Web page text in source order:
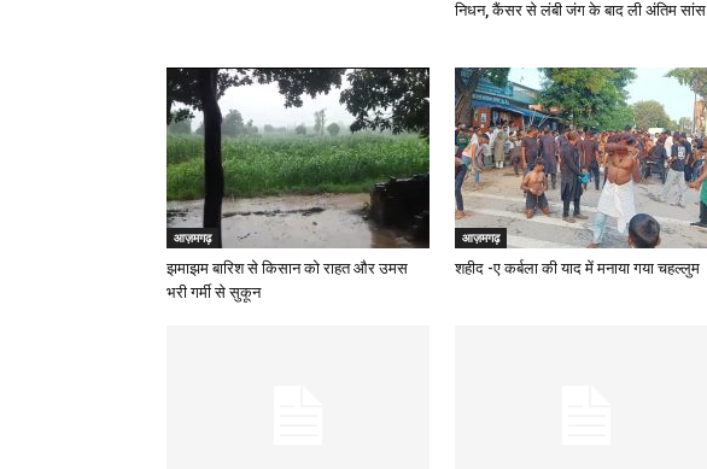
निधन, कैंसर से लंबी जंग के बाद ली अंतिम सांस
आज़मगढ़
झमाझम बारिश से किसान को राहत और उमस
भरी गर्मी से सुकून
आज़मगढ़
शहीद -ए कर्बला की याद में मनाया गया चहल्लुम